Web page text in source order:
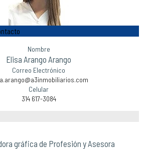
Nombre
Elisa Arango Arango
Correo Electrónico
Celular
314 617-3084
gráfica de Profesión y Asesora